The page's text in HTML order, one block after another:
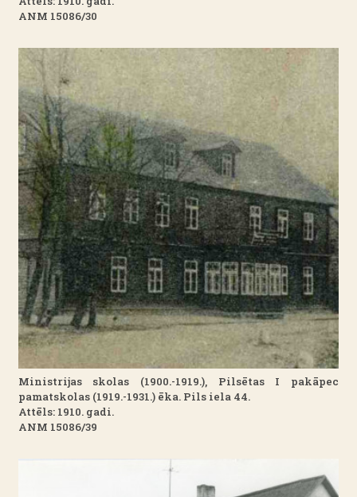
ANM 15086/30
Ministrijas skolas (1900.-1919.), Pilsētas I pakāpec
pamatskolas (1919.-1931.) ēka. Pils iela 44.
Attēls: 1910. gadi.
ANM 15086/39